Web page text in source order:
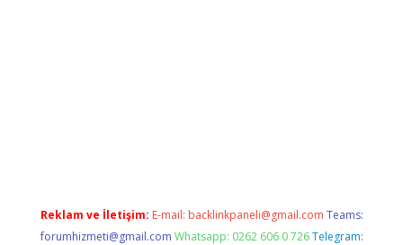
Reklam ve İletişim: E-mail: backlinkpaneli@gmail.com Teams:
forumhizmeti@gmail.com Whatsapp: 0262 606 0 726 Telegram: